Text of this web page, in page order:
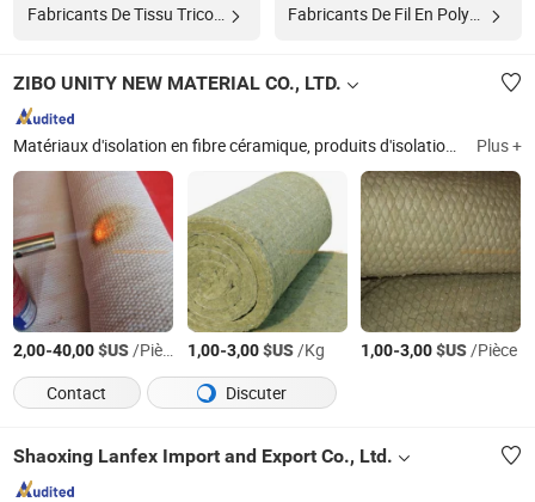
Fabricants De Tissu Tricoté Fabricants De Fil En Polyester
ZIBO UNITY NEW MATERIAL CO., LTD.
Matériaux d'isolation en fibre céramique, produits d'isolation thermique en silicate de calcium, matériaux d'isolation en laine de roche, briques d'isolation réfractaires, plaques en céramique de carbure de silicium, produits en céramique de mullite, produits d'isolation en mousse de caoutchouc, produits d'isolation en basalte, produits d'isolation en fibre de verre, feuille isolante revêtue Plus +
2,00-40,00$US/Pièce 1,00-3,00$US/Kg 1,00-3,00$US/Pièce
Contact
Discuter
Shaoxing Lanfex Import and Export Co., Ltd.